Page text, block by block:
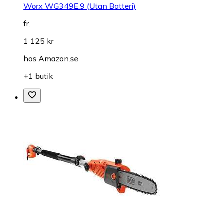
Worx WG349E.9 (Utan Batteri)
fr.
1 125 kr
hos Amazon.se
+1 butik